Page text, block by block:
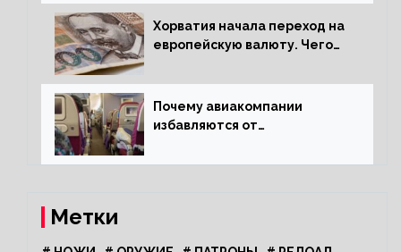
Хорватия начала переход на
европейскую валюту. Чего
Почему авиакомпании
избавляются от
Метки